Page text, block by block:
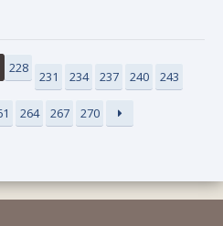
228
231 234 237 240 243
264 267 270